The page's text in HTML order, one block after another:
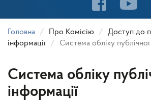
Головна Про Комісію
Доступ до
інформації
Система обліку
Система обліку
інформації